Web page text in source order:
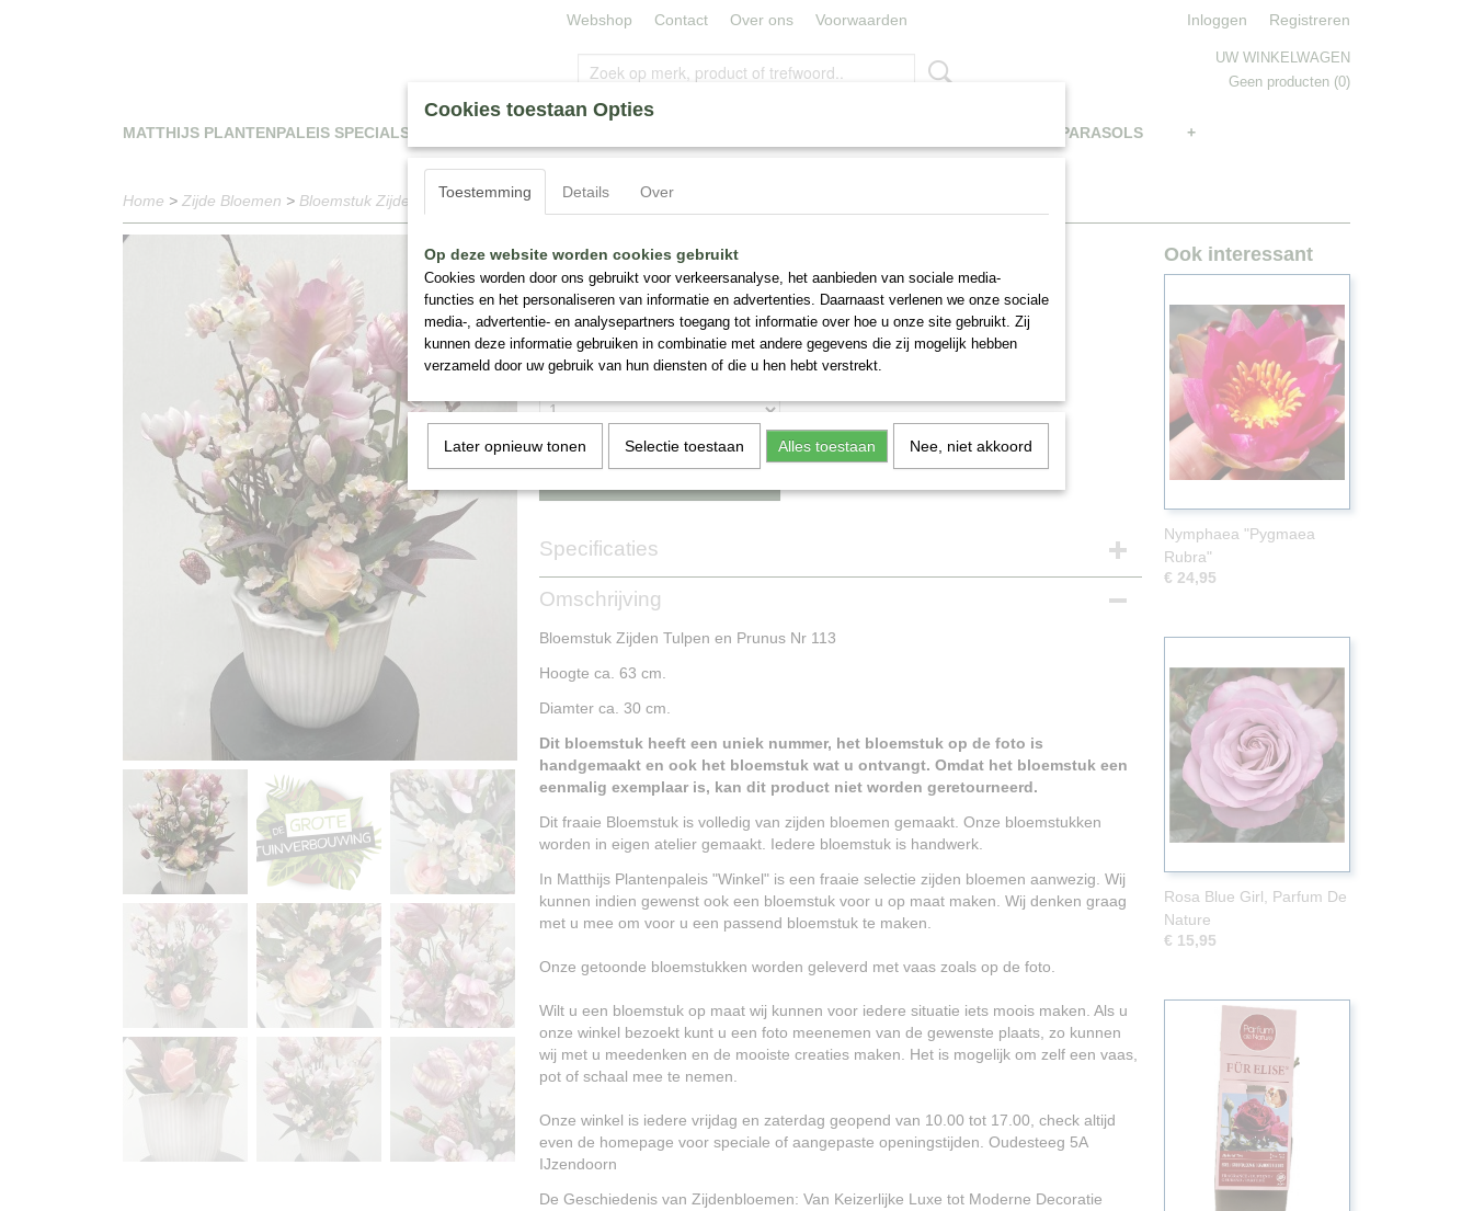
Webshop Contact Over ons Voorwaarden Inloggen Registreren
UW WINKELWAGEN
Geen producten (0)
MATTHIJS PLANTENPALEIS SPECIALS CAPE UMBRELLAS, PARASOLS +
Home > Zijde Bloemen > Bloemstuk Zijden Tulpen en Prunus Nr 113
Bloemstuk Zijden Tulpen en Prunus Nr 113
€ 159,95 (inclusief btw 9%)
✓Op voorraad
Aantal
Specificaties
Productcode
Omschrijving
Bloemstuk Zijden Tulpen en Prunus Nr 113
Hoogte ca. 63 cm.
Diamter ca. 30 cm.
Dit bloemstuk heeft een uniek nummer, het bloemstuk op de foto is
handgemaakt en ook het bloemstuk wat u ontvangt. Omdat het bloemstuk een
eenmalig exemplaar is, kan dit product niet worden geretourneerd.
Dit fraaie Bloemstuk is volledig van zijden bloemen gemaakt. Onze bloemstukken
worden in eigen atelier gemaakt. Iedere bloemstuk is handwerk.
In Matthijs Plantenpaleis "Winkel" is een fraaie selectie zijden bloemen aanwezig. Wij
kunnen indien gewenst ook een bloemstuk voor u op maat maken. Wij denken graag
met u mee om voor u een passend bloemstuk te maken.
Onze getoonde bloemstukken worden geleverd met vaas zoals op de foto.
Wilt u een bloemstuk op maat wij kunnen voor iedere situatie iets moois maken. Als u
onze winkel bezoekt kunt u een foto meenemen van de gewenste plaats, zo kunnen
wij met u meedenken en de mooiste creaties maken. Het is mogelijk om zelf een vaas,
pot of schaal mee te nemen.
Onze winkel is iedere vrijdag en zaterdag geopend van 10.00 tot 17.00, check altijd
even de homepage voor speciale of aangepaste openingstijden. Oudesteeg 5A
IJzendoorn
De Geschiedenis van Zijdenbloemen: Van Keizerlijke Luxe tot Moderne Decoratie
Ook interessant
Nymphaea "Pygmaea
Rubra"
€ 24,95
Rosa Blue Girl, Parfum De
Nature
€ 15,95
Cookies toestaan Opties
Toestemming Details Over
Op deze website worden cookies gebruikt
Cookies worden door ons gebruikt voor verkeersanalyse, het aanbieden van sociale media-
functies en het personaliseren van informatie en advertenties. Daarnaast verlenen we onze sociale
media-, advertentie- en analysepartners toegang tot informatie over hoe u onze site gebruikt. Zij
kunnen deze informatie gebruiken in combinatie met andere gegevens die zij mogelijk hebben
verzameld door uw gebruik van hun diensten of die u hen hebt verstrekt.
Later opnieuw tonen Selectie toestaan Alles toestaan Nee, niet akkoord